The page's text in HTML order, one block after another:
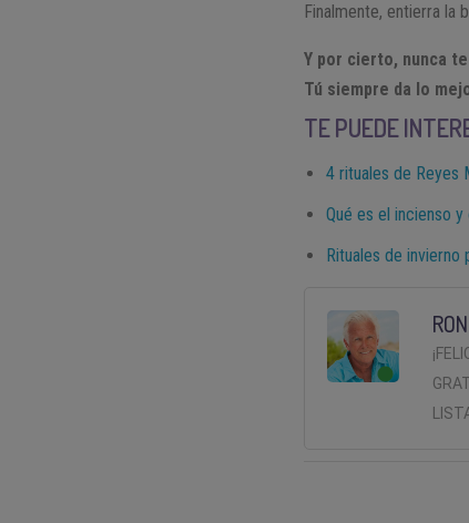
Finalmente, entierra la
Y por cierto, nunca
Tú siempre da lo
TE PUEDE
4 rituales de Reyes
Qué es el incienso
Rituales de invierno